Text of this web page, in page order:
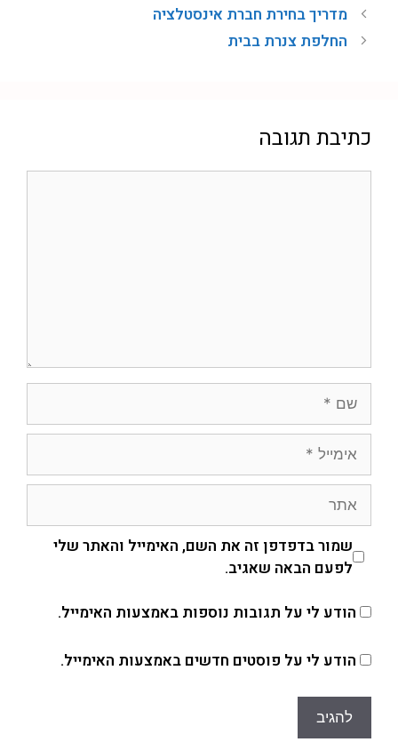
מדריך בחירת חברת אינסטלציה
החלפת צנרת בבית
כתיבת תגובה
שמור בדפדפן זה את השם, האימייל והאתר שלי
לפעם הבאה שאגיב.
הודע לי על תגובות נוספות באמצעות האימייל.
הודע לי על פוסטים חדשים באמצעות האימייל.